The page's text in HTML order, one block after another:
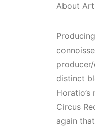
Çeşme / Bodrum
About
distinct
Circus
again